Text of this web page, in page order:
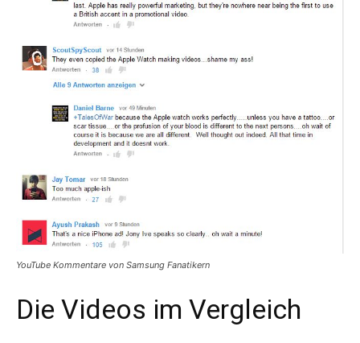
YouTube Kommentare von Samsung Fanatikern
Die Videos im Vergleich